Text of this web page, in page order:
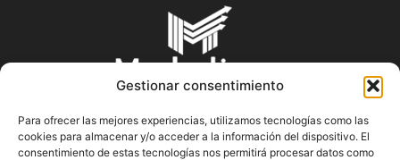
Gestionar consentimiento
Para ofrecer las mejores experiencias, utilizamos tecnologías como las
cookies para almacenar y/o acceder a la información del dispositivo. El
consentimiento de estas tecnologías nos permitirá procesar datos como
SOBRE NOSOTROS